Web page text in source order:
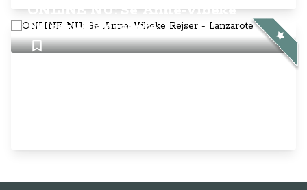
ONLINE NU: Se Anne-Vibeke
Rejser - Lanzarote